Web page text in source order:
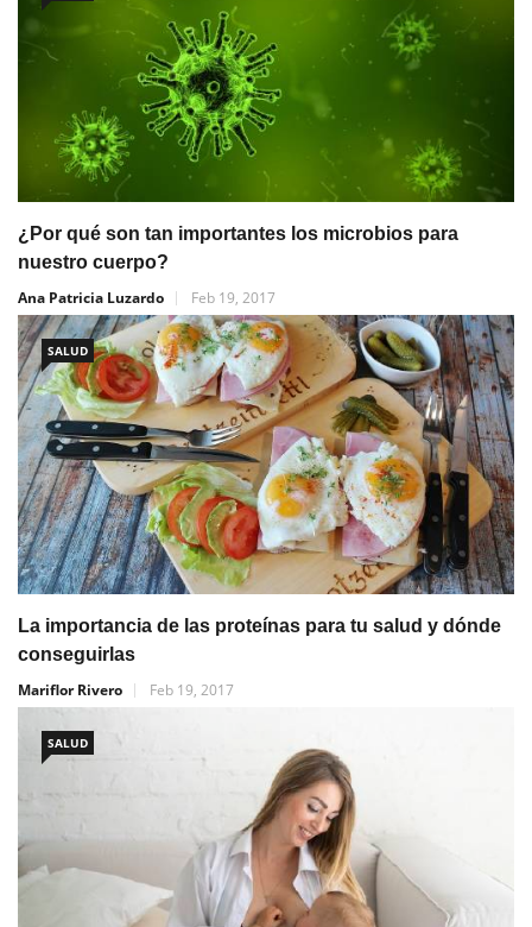
¿Por qué son tan importantes los microbios para
nuestro cuerpo?
Ana Patricia Luzardo
Feb 19, 2017
SALUD
La importancia de las proteínas para tu salud y dónde
conseguirlas
Mariflor Rivero
Feb 19, 2017
SALUD